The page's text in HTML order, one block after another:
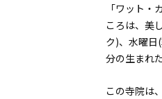
「ワット
ころは、美
ク)、水曜日
分の生まれ
この寺院は